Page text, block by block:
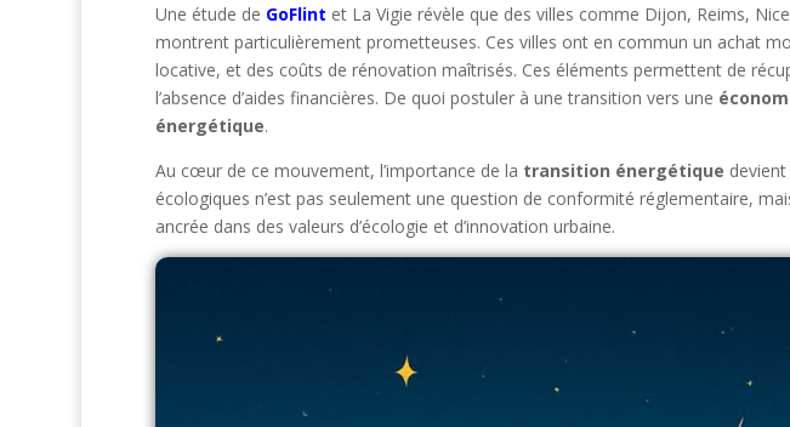
Une étude de GoFlint et La Vigie révèle que des villes comme Dijon, Reims,
montrent particulièrement prometteuses. Ces villes ont en commun un achat
locative, et des coûts de rénovation maîtrisés. Ces éléments permettent de
l’absence d’aides financières. De quoi postuler à une transition vers une
énergétique.
Au cœur de ce mouvement, l’importance de la transition énergétique
écologiques n’est pas seulement une question de conformité réglementaire,
ancrée dans des valeurs d’écologie et d’innovation urbaine.